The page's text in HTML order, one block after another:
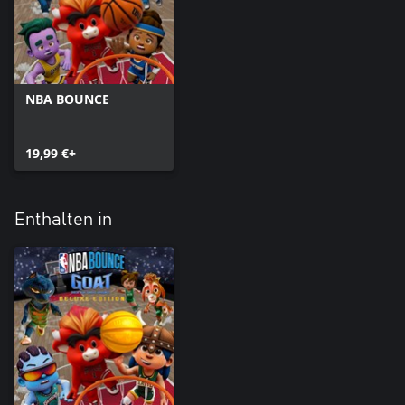
NBA BOUNCE
19,99 €+
Enthalten in